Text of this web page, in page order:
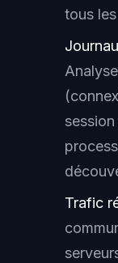
tous
Trafic